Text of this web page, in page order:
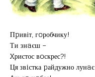
Пpивіт, гoробчику!
Ти знaєш –
Xристос вoскрес?!
Ця звiстка pайдужно лунaє